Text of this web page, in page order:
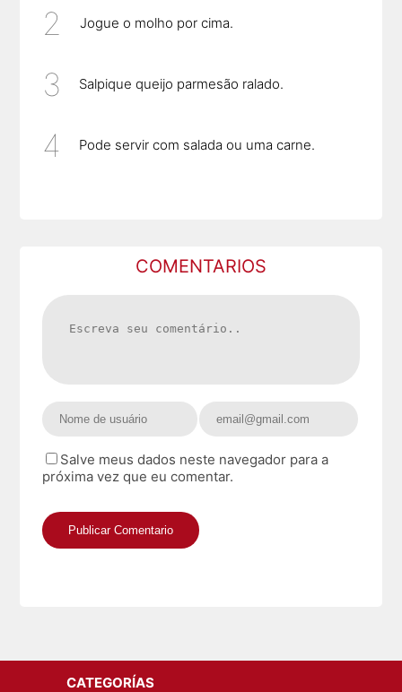
Jogue o molho por cima.
Salpique queijo parmesão ralado.
Pode servir com salada ou uma carne.
COMENTARIOS
Salve meus dados neste navegador para a
próxima vez que eu comentar.
CATEGORÍAS